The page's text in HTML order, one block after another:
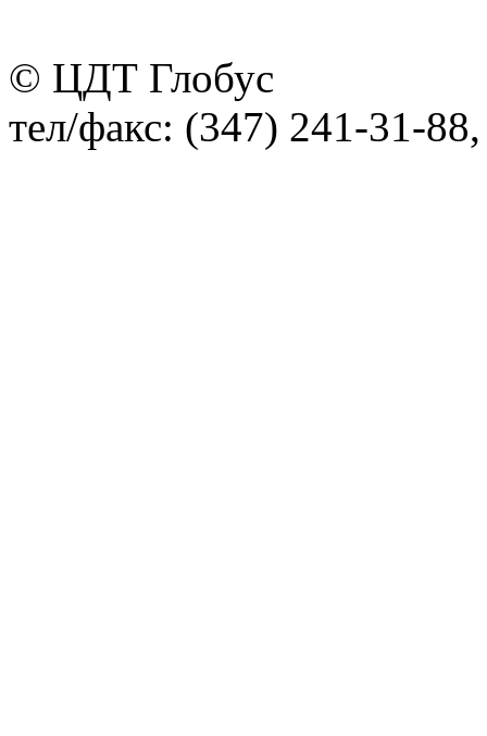
© ЦДТ Глобус
тел/факс: (347) 241-31-